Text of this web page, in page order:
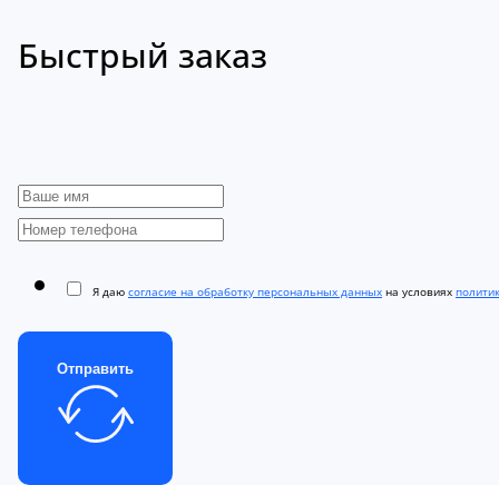
Быстрый заказ
Я даю согласие на обработку персональных данных на условиях
Отправить